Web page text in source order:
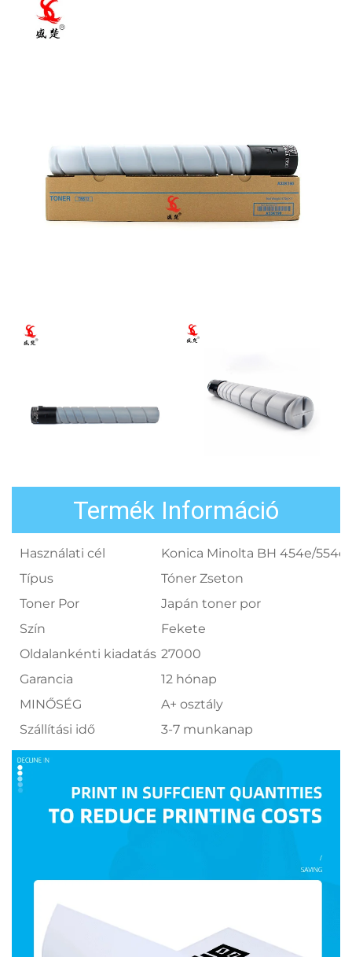
Termék Információ
Használati cél
Konica Minolta BH 454e/554e
Típus
Tóner Zseton
Toner Por
Japán toner por
Szín
Fekete
Oldalankénti kiadatás 27000
Garancia
12 hónap
MINŐSÉG
A+ osztály
Szállítási idő
3-7 munkanap